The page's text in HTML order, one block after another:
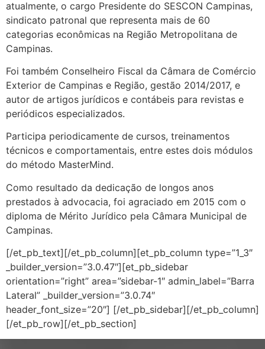
atualmente, o cargo Presidente do SESCON Campinas,
sindicato patronal que representa mais de 60
categorias econômicas na Região Metropolitana de
Campinas.
Foi também Conselheiro Fiscal da Câmara de Comércio
Exterior de Campinas e Região, gestão 2014/2017, e
autor de artigos jurídicos e contábeis para revistas e
periódicos especializados.
Participa periodicamente de cursos, treinamentos
técnicos e comportamentais, entre estes dois módulos
do método MasterMind.
Como resultado da dedicação de longos anos
prestados à advocacia, foi agraciado em 2015 com o
diploma de Mérito Jurídico pela Câmara Municipal de
Campinas.
[/et_pb_text][/et_pb_column][et_pb_column type=”1_3″
_builder_version=”3.0.47″][et_pb_sidebar
orientation=”right” area=”sidebar-1″ admin_label=”Barra
Lateral” _builder_version=”3.0.74″
header_font_size=”20″] [/et_pb_sidebar][/et_pb_column]
[/et_pb_row][/et_pb_section]